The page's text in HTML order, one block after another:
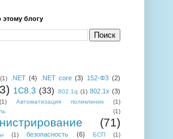
этому блогу
(1) .NET (4) .NET core (3) 152-ФЗ (2)
1C8.3 (33) 802.1q (1) 802.1x (3)
(1) Автоматизация поликлиник
(1)
(1)
(71)
(1) безопасность (6) БСП
(1)